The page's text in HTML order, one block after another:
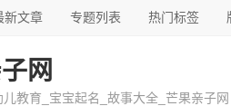
新文章 专题列表 热门标签
网
教育_宝宝起名_故事大全_芒果亲子网